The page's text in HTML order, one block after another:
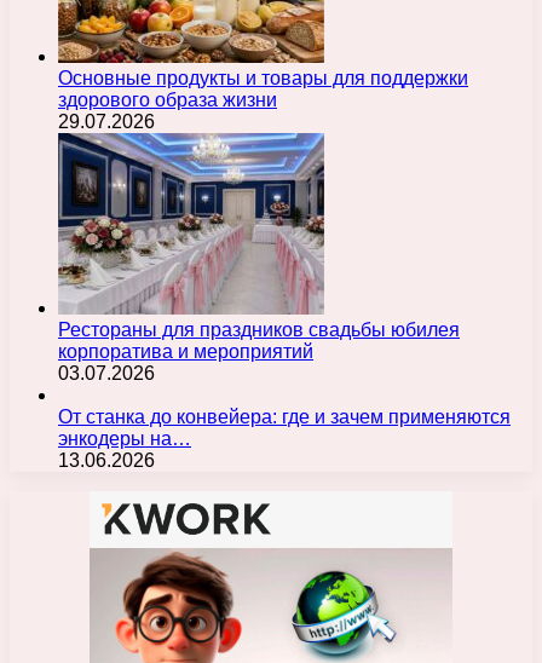
Основные продукты и товары для поддержки
здорового образа жизни
29.07.2026
Рестораны для праздников свадьбы юбилея
корпоратива и мероприятий
03.07.2026
От станка до конвейера: где и зачем применяются
энкодеры на…
13.06.2026